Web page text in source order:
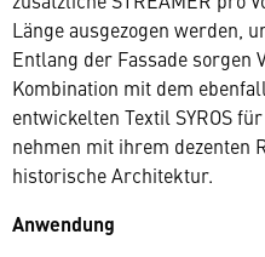
Länge ausgezogen werden,
Entlang der Fassade sorgen
Kombination mit dem
entwickelten Textil SYROS
nehmen mit ihrem dezenten
historische Architektur.
Anwendung